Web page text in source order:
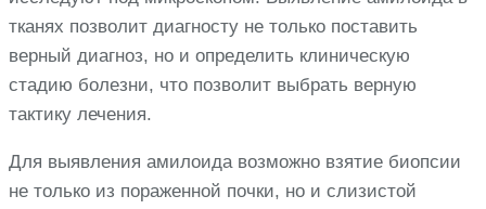
тканях позволит диагносту не только поставить
верный диагноз, но и определить клиническую
стадию болезни, что позволит выбрать верную
тактику лечения.
Для выявления амилоида возможно взятие биопсии
не только из пораженной почки, но и слизистой